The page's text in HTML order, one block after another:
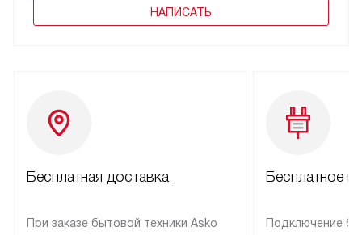
НАПИСАТЬ
Бесплатная доставка
При заказе бытовой техники Asko
Бесплатное
Подключение